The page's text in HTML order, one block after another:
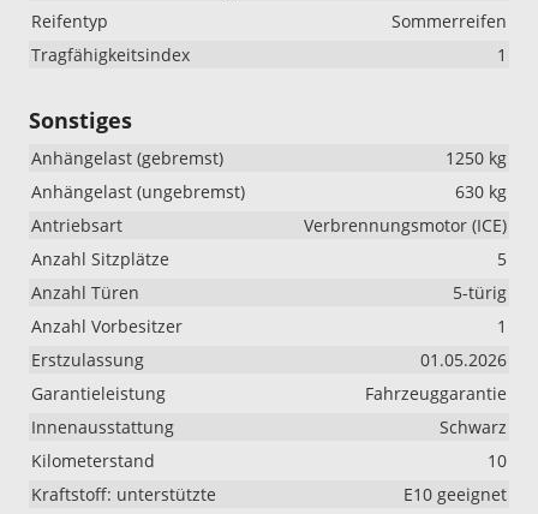
Reifentyp
Sommerreifen
Tragfähigkeitsindex
1
Sonstiges
Anhängelast (gebremst)
1250 kg
Anhängelast (ungebremst)
630 kg
Antriebsart
Verbrennungsmotor (ICE)
Anzahl Sitzplätze
5
Anzahl Türen
5-türig
Anzahl Vorbesitzer
1
Erstzulassung
01.05.2026
Garantieleistung
Fahrzeuggarantie
Innenausstattung
Schwarz
Kilometerstand
10
Kraftstoff: unterstützte
E10 geeignet